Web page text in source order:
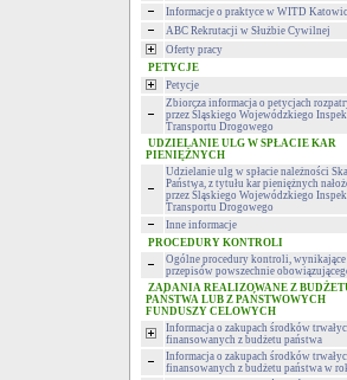
Informacje o praktyce w WITD
ABC Rekrutacji w Służbie Cywilnej
Oferty pracy
PETYCJE
Petycje
Zbiorcza informacja o petycjach
przez Śląskiego Wojewódzkiego
Transportu Drogowego
UDZIELANIE ULG W SPŁACIE KAR
PIENIĘŻNYCH
Udzielanie ulg w spłacie należności
Państwa, z tytułu kar pieniężnych
przez Śląskiego Wojewódzkiego
Transportu Drogowego
Inne informacje
PROCEDURY KONTROLI
Ogólne procedury kontroli, wynikające
przepisów powszechnie
ZADANIA REALIZOWANE Z
PAŃSTWA LUB Z PAŃSTWOWYCH
FUNDUSZY CELOWYCH
Informacja o zakupach środków
finansowanych z budżetu państwa
Informacja o zakupach środków
finansowanych z budżetu państwa w